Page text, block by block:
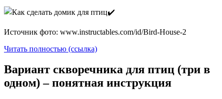
Источник фото: www.instructables.com/id/Bird-House-2
Читать полностью (ссылка)
Вариант скворечника для птиц (три в
одном) – понятная инструкция